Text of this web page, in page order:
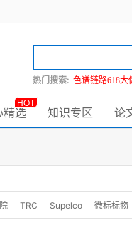
热门搜索: 色谱链路618大
精选
HOT
知识专区 论
TRC Supelco 微标标物